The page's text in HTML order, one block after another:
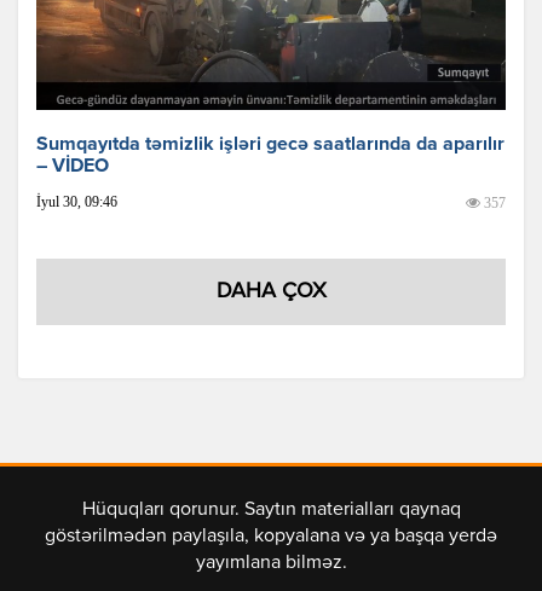
Sumqayıtda təmizlik işləri gecə saatlarında da aparılır
– VİDEO
İyul 30, 09:46 357
DAHA ÇOX
Hüquqları qorunur. Saytın materialları qaynaq
göstərilmədən paylaşıla, kopyalana və ya başqa yerdə
yayımlana bilməz.